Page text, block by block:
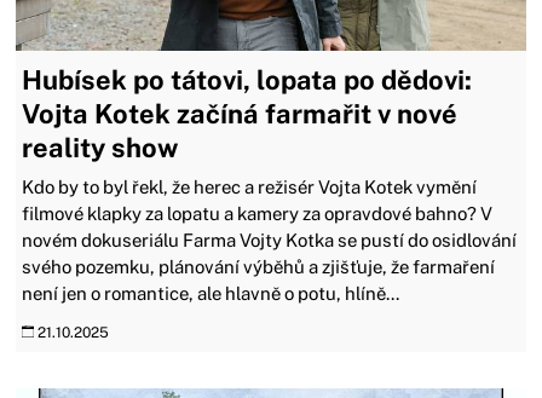
Hubísek po tátovi, lopata po dědovi:
Vojta Kotek začíná farmařit v nové
reality show
Kdo by to byl řekl, že herec a režisér Vojta Kotek vymění
filmové klapky za lopatu a kamery za opravdové bahno? V
novém dokuseriálu Farma Vojty Kotka se pustí do osidlování
svého pozemku, plánování výběhů a zjišťuje, že farmaření
není jen o romantice, ale hlavně o potu, hlíně...
21.10.2025